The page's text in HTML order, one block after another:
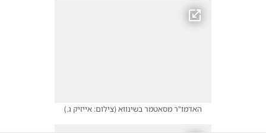
האדמו"ר מסאטמר בשינווא(צילום: אייזיק ג.)